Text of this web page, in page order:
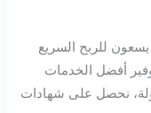
للربح السريع
أفضل الخدمات
نحصل على شهادات